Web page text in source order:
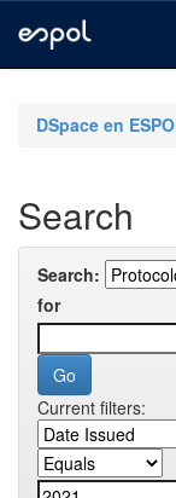
navigationDSpace en
Search
Search:
for
Current filters: